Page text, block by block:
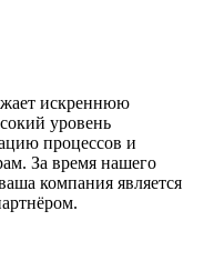
искреннюю
уровень
процессов и
За время нашего
компания является